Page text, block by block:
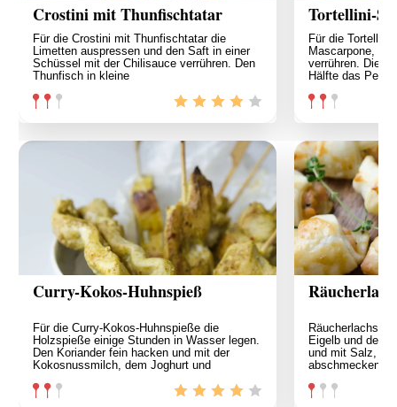
Crostini mit Thunfischtatar
Für die Crostini mit Thunfischtatar die
Limetten auspressen und den Saft in einer
Schüssel mit der Chilisauce verrühren. Den
Thunfisch in kleine
Tortellini-
Für die
Mascarpone,
verrühren. Die
Hälfte das Pesto
Curry-Kokos-Huhnspieß
Für die Curry-Kokos-Huhnspieße die
Holzspieße einige Stunden in Wasser legen.
Den Koriander fein hacken und mit der
Kokosnussmilch, dem Joghurt und
Räucherlachs
Eigelb und der
und mit Salz,
abschmecken.